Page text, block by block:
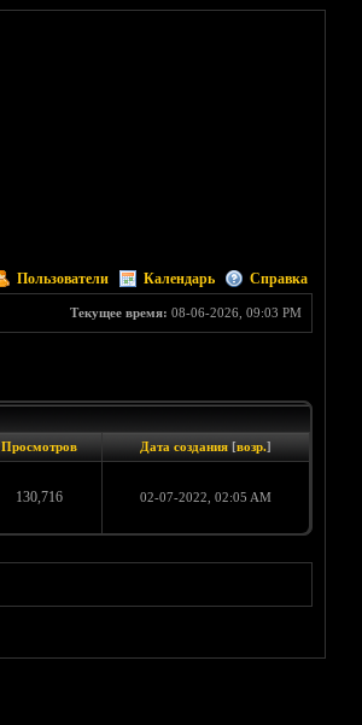
Пользователи Календарь Справка
Текущее время: 08-06-2026, 09:03 PM
Просмотров Дата создания [возр.]
130,716 02-07-2022, 02:05 AM